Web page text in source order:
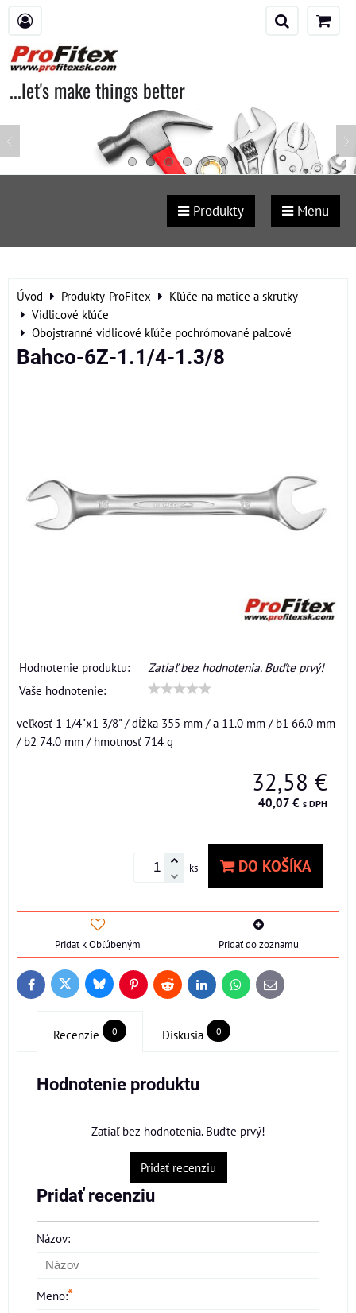
...let's make things better
Produkty Menu
Úvod Produkty-ProFitex
Kľúče na matice a skrutky
Vidlicové kľúče
Obojstranné vidlicové kľúče pochrómované palcové
Bahco-6Z-1.1/4-1.3/8
Hodnotenie produktu:
Zatiaľ bez hodnotenia. Buďte prvý!
Vaše hodnotenie:
veľkosť 1 1/4"x1 3/8" / dĺžka 355 mm / a 11.0 mm / b1 66.0 mm
/ b2 74.0 mm / hmotnosť 714 g
32,58 €
40,07 € s DPH
ks DO KOŠÍKA
Pridať k Obľúbeným Pridať do zoznamu
FacebookTwitter BlueskyPinterestReddit LinkedInWhatsApp
E-
mail
Recenzie 0 Diskusia 0
Hodnotenie produktu
Zatiaľ bez hodnotenia. Buďte prvý!
Pridať recenziu
Pridať recenziu
Názov:
Meno:*